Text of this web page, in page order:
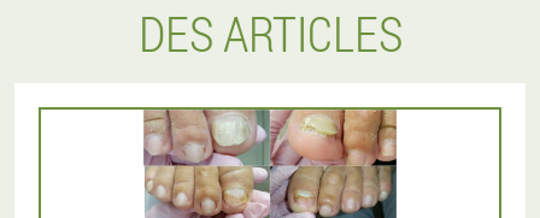
DES ARTICLES